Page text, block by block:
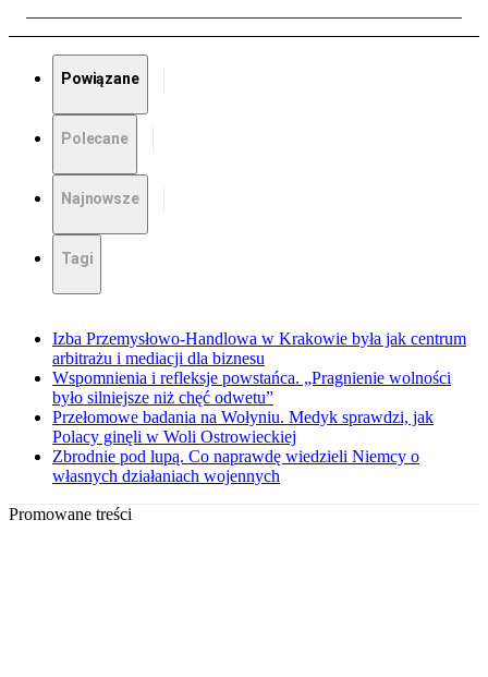
Powiązane
Polecane
Najnowsze
Tagi
Izba Przemysłowo-Handlowa w Krakowie była jak centrum
arbitrażu i mediacji dla biznesu
Wspomnienia i refleksje powstańca. „Pragnienie wolności
było silniejsze niż chęć odwetu”
Przełomowe badania na Wołyniu. Medyk sprawdzi, jak
Polacy ginęli w Woli Ostrowieckiej
Zbrodnie pod lupą. Co naprawdę wiedzieli Niemcy o
własnych działaniach wojennych
Promowane treści